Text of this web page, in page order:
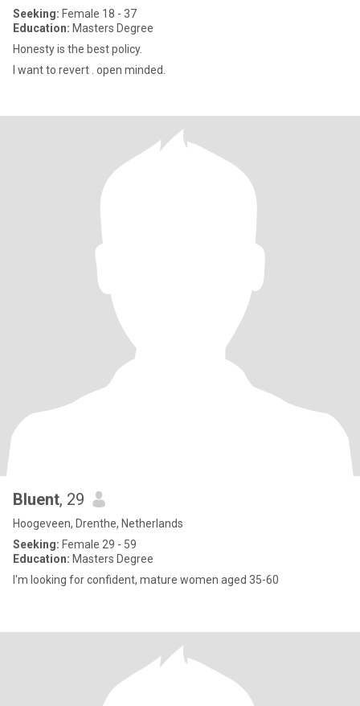
Seeking: Female 18 - 37
Education: Masters Degree
Honesty is the best policy.
I want to revert . open minded.
Bluent, 29
Hoogeveen, Drenthe, Netherlands
Seeking: Female 29 - 59
Education: Masters Degree
I'm looking for confident, mature women aged 35-60